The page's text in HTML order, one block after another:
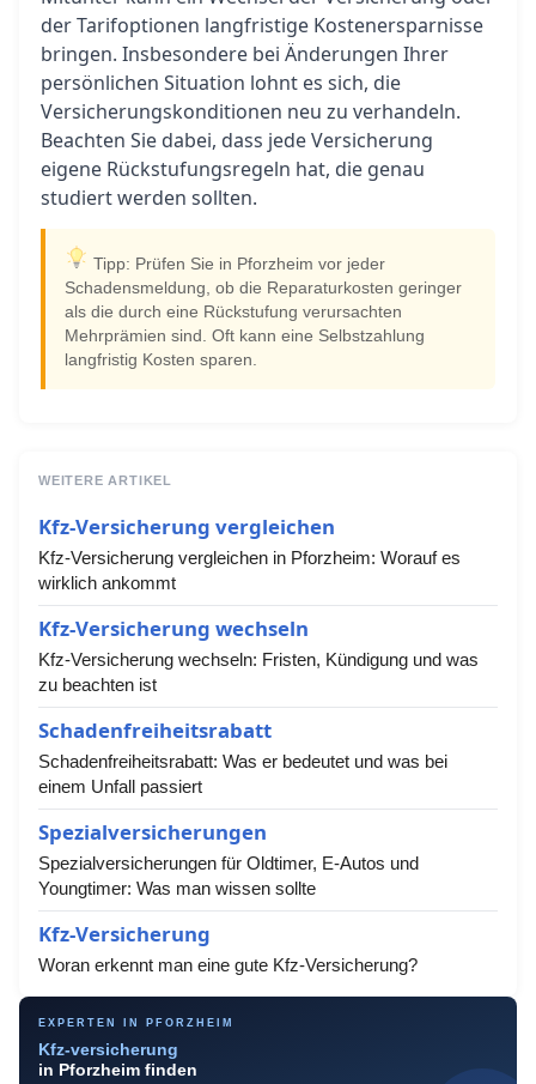
der Tarifoptionen langfristige Kostenersparnisse
bringen. Insbesondere bei Änderungen Ihrer
persönlichen Situation lohnt es sich, die
Versicherungskonditionen neu zu verhandeln.
Beachten Sie dabei, dass jede Versicherung
eigene Rückstufungsregeln hat, die genau
studiert werden sollten.
Tipp: Prüfen Sie in Pforzheim vor jeder
Schadensmeldung, ob die Reparaturkosten geringer
als die durch eine Rückstufung verursachten
Mehrprämien sind. Oft kann eine Selbstzahlung
langfristig Kosten sparen.
WEITERE ARTIKEL
Kfz-Versicherung vergleichen
Kfz-Versicherung vergleichen in Pforzheim: Worauf es
wirklich ankommt
Kfz-Versicherung wechseln
Kfz-Versicherung wechseln: Fristen, Kündigung und was
zu beachten ist
Schadenfreiheitsrabatt
Schadenfreiheitsrabatt: Was er bedeutet und was bei
einem Unfall passiert
Spezialversicherungen
Spezialversicherungen für Oldtimer, E-Autos und
Youngtimer: Was man wissen sollte
Kfz-Versicherung
Woran erkennt man eine gute Kfz-Versicherung?
EXPERTEN IN PFORZHEIM
Kfz-versicherung
in Pforzheim finden